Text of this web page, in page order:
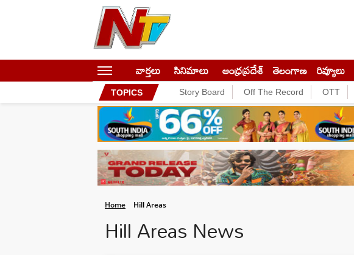
వార్తలు సినిమాలు ఆంధ్రప్రదేశ్ తెలంగాణ రివ్యూలు
TOPICS Story Board Off The Record OTT
Home Hill Areas
Hill Areas News